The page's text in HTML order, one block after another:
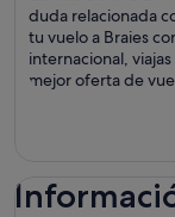
duda relacionada
tu vuelo a Braies
internacional,
mejor oferta de